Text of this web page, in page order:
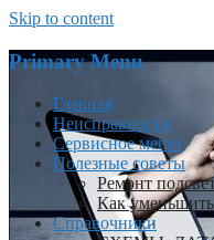
Skip to content
Primary Menu
Главная
Неисправности
Сервисное меню
Полезные советы
Ремонт
Как
Справочники